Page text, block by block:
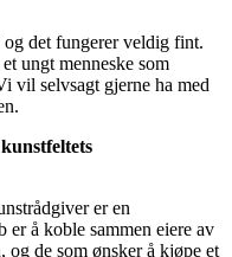
det fungerer veldig fint.
ungt menneske som
vil selvsagt gjerne ha med
er en
å koble sammen eiere av
og de som ønsker å kjøpe et